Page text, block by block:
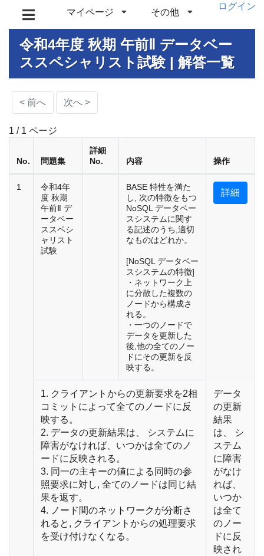
マイページ その他
ログイン
令和4年度 秋期 午前Ⅱ データベー
ススペシャリスト試験 | 解答一覧
< 前へ 次へ >
1 / 1 ページ
No. 問題集
詳細
No.
内容 操作
1
令和4年
度 秋期
午前Ⅱ デ
ータベー
ススペシ
ャリスト
試験
BASE 特性を満た
し, 次の特徴をもつ
NoSQL データベー
スシステムに関す
る記述のうち,適切
なものはどれか。
[NoSQL データベー
スシステムの特徴]
・ネットワーク上
に分散した複数の
ノードから構成さ
れる。
・一つのノードで
データを更新した
後,他の全てのノー
ドにその更新を反
映する。
詳細
1. クライアントからの更新要求を2相
コミットによって全てのノードに反
映する。
2. データの更新結果は、 システムに
障害がなければ、いつかは全てのノ
ードに反映される。
3. 同一の主キーの値による同時の参
照要求に対し, 全てのノードは同じ結
果を返す。
4. ノード間のネットワークが分断さ
れると, クライアントからの処理要求
を受け付けなくなる。
データ
の更新
結果
は、 シ
ステム
に障害
がなけ
れば、
いつか
は全て
のノー
ドに反
映され